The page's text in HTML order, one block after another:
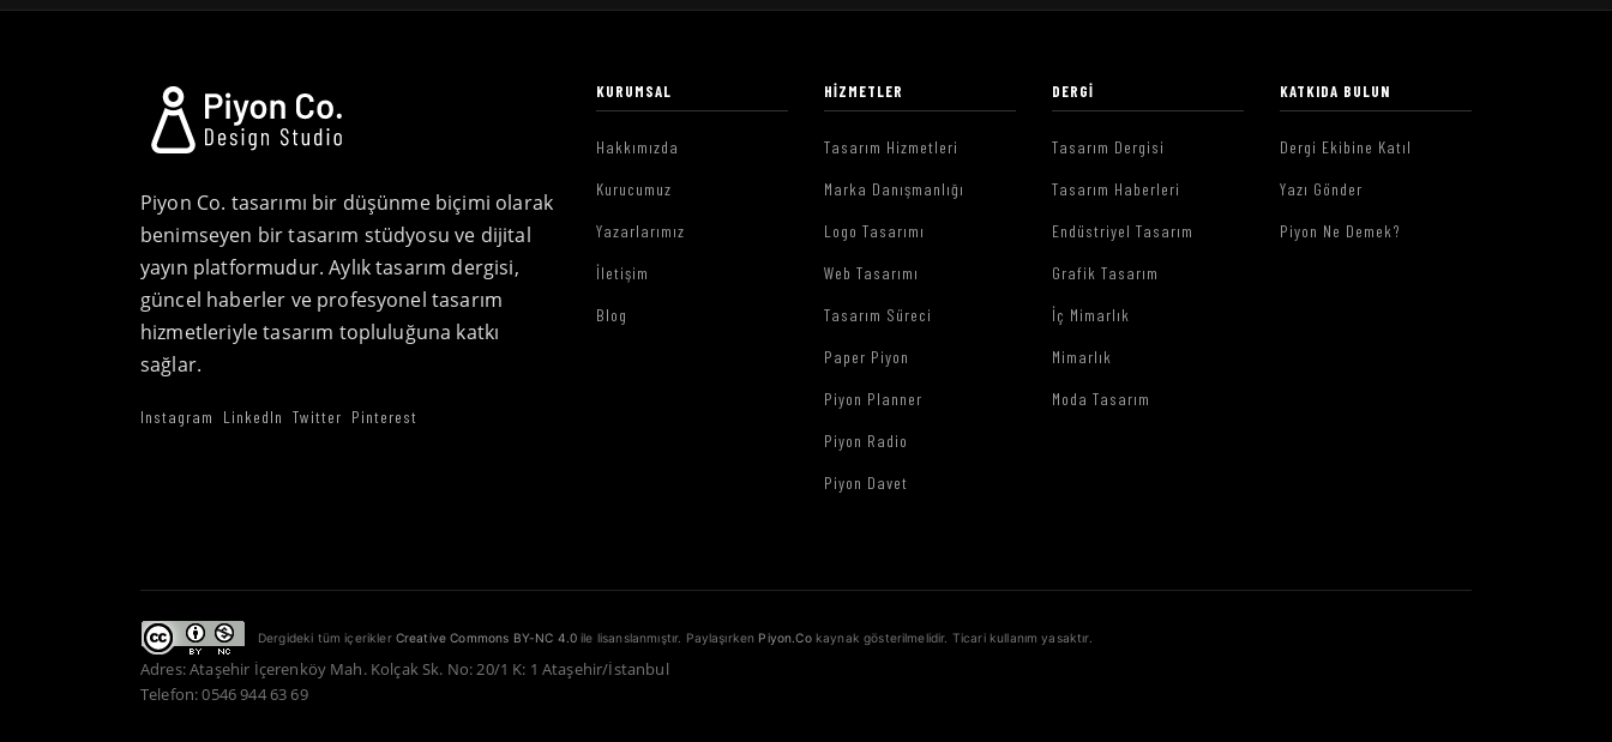
Piyon Co. tasarımı bir düşünme biçimi olarak
benimseyen bir tasarım stüdyosu ve dijital
yayın platformudur. Aylık tasarım dergisi,
güncel haberler ve profesyonel tasarım
hizmetleriyle tasarım topluluğuna katkı
sağlar.
Instagram LinkedIn Twitter Pinterest
KURUMSAL
Hakkımızda
Kurucumuz
Yazarlarımız
İletişim
Blog
HIZMETLER
Tasarım Hizmetleri
Marka Danışmanlığı
Logo Tasarımı
Web Tasarımı
Tasarım Süreci
Paper Piyon
Piyon Planner
Piyon Radio
Piyon Davet
DERGI
Tasarım Dergisi
Tasarım Haberleri
Endüstriyel Tasarım
Grafik Tasarım
İç Mimarlık
Mimarlık
Moda Tasarım
KATKIDA BULUN
Dergi Ekibine Katıl
Yazı Gönder
Piyon Ne Demek?
Dergideki tüm içerikler Creative Commons BY-NC 4.0 ile lisanslanmıştır. Paylaşırken Piyon.Cokaynak gösterilmelidir. Ticari kullanım yasaktır.
Adres: Ataşehir İçerenköy Mah. Kolçak Sk. No: 20/1 K: 1 Ataşehir/İstanbul
Telefon: 0546 944 63 69